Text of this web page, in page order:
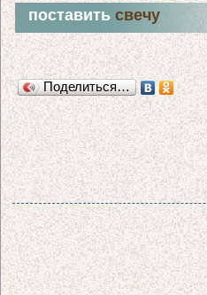
поставитьсвечу
Поделиться…